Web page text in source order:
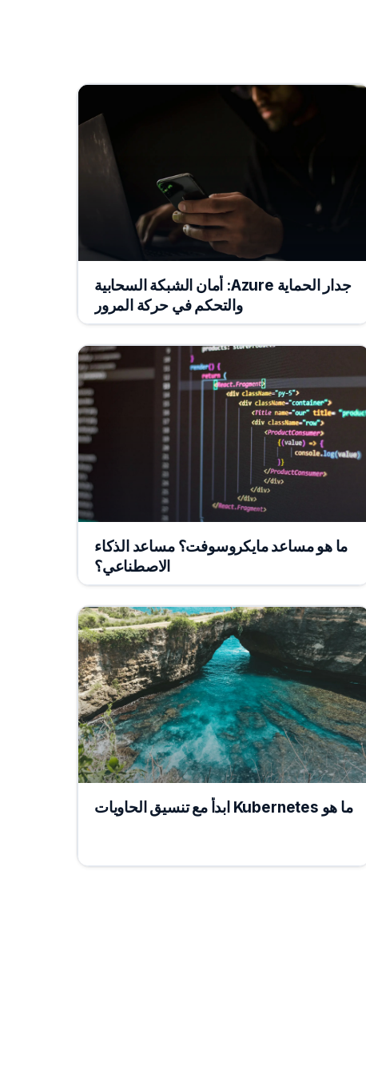
جدار الحماية Azure: أمان الشبكة السحابية
والتحكم في حركة المرور
ما هو مساعد مايكروسوفت؟ مساعد الذكاء
الاصطناعي؟
ما هو Kubernetes ابدأ مع تنسيق الحاويات